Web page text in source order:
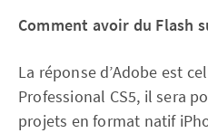
Comment avoir du Flash
La réponse d’Adobe est
Professional CS5, il sera
projets en format natif